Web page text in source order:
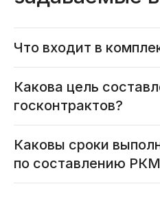
Что входит в
Какова цель
госконтрактов?
Каковы сроки
по составлению